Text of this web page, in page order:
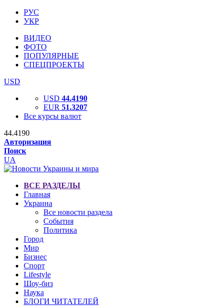
РУС
УКР
ВИДЕО
ФОТО
ПОПУЛЯРНЫЕ
СПЕЦПРОЕКТЫ
USD
USD 44.4190
EUR 51.3207
Все курсы валют
44.4190
Авторизация
Поиск
UA
ВСЕ РАЗДЕЛЫ
Главная
Украина
Все новости раздела
События
Политика
Город
Мир
Бизнес
Спорт
Lifestyle
Шоу-биз
Наука
БЛОГИ ЧИТАТЕЛЕЙ